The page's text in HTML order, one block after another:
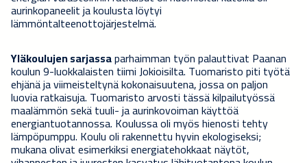
aurinkopaneelit ja koulusta löytyi
lämmöntalteenottojärjestelmä.
Yläkoulujen sarjassaparhaimman työn palauttivat Paanan
koulun 9-luokkalaisten tiimi Jokioisilta. Tuomaristo piti työtä
ehjänä ja viimeisteltynä kokonaisuutena, jossa on paljon
luovia ratkaisuja. Tuomaristo arvosti tässä kilpailutyössä
maalämmön sekä tuuli- ja aurinkovoiman käyttöä
energiantuotannossa. Koulussa oli myös hienosti tehty
lämpöpumppu. Koulu oli rakennettu hyvin ekologiseksi;
mukana olivat esimerkiksi energiatehokkaat näytöt,